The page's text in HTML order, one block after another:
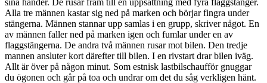
Alla tre männen kastar sig ned på marken och börjar fingra under
stängerna. Männen stannar upp samlas i en grupp, skriver något. En
av männen faller ned på marken igen och fumlar under en av
flaggstängerna. De andra två männen rusar mot bilen. Den tredje
mannen ansluter kort därefter till bilen. I en rivstart drar bilen iväg.
Allt är över på någon minut. Som estnisk lastbilschaufför gnuggar
du ögonen och går på toa och undrar om det du såg verkligen hänt.